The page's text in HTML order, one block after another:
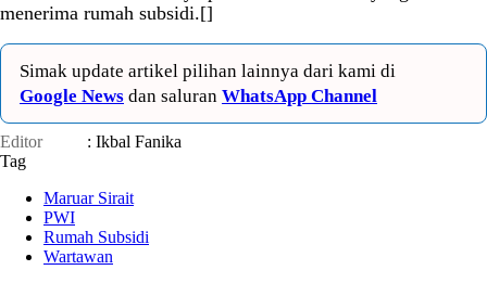
menerima rumah subsidi.[]
Simak update artikel pilihan lainnya dari kami di
Google News dan saluran WhatsApp Channel
Editor
: Ikbal Fanika
Tag
Maruar Sirait
PWI
Rumah Subsidi
Wartawan